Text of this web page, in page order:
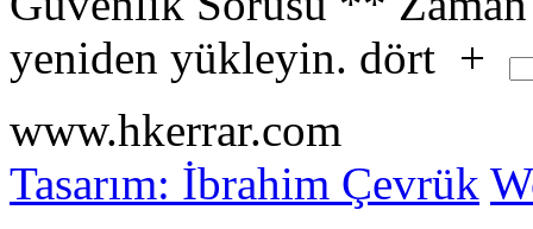
yeniden yükleyin. dört +
www.hkerrar.com
Tasarım: İbrahim Çevrük